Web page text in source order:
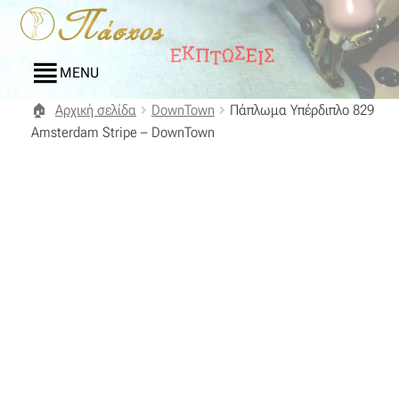
Απευθείας
μετάβαση
στην
πλοήγηση
Μετάβαση
σε
περιεχόμενο
MENU
ΑρχικήΑρχική σελίδα DownTown
Πάπλωμα Υπέρδιπλο 829
Amsterdam Stripe – DownTown